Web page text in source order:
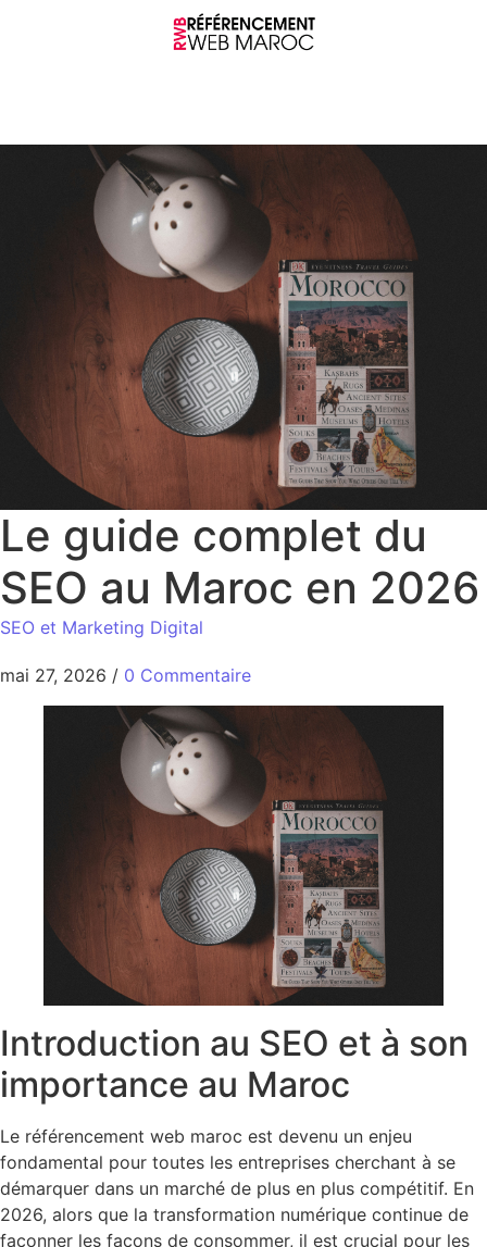
Le guide complet du
SEO au Maroc en 2026
SEO et Marketing Digital
mai 27, 2026 / 0 Commentaire
Introduction au SEO et à son
importance au Maroc
Le référencement web maroc est devenu un enjeu
fondamental pour toutes les entreprises cherchant à se
démarquer dans un marché de plus en plus compétitif. En
2026, alors que la transformation numérique continue de
façonner les façons de consommer, il est crucial pour les